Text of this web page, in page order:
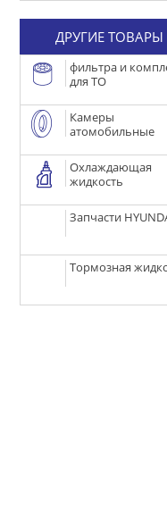
ДРУГИЕ ТОВАРЫ
фильтра и
для ТО
Камеры
атомобильные
Охлаждающая
жидкость
Запчасти
Тормозная